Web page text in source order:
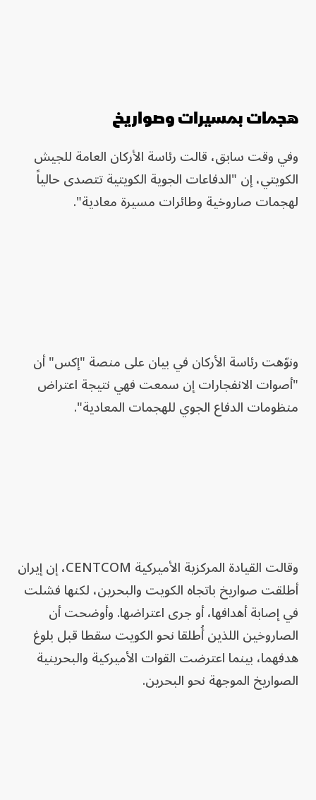
هجمات بمسيرات وصواريخ
وفي وقت سابق، قالت رئاسة الأركان العامة للجيش
الكويتي، إن "الدفاعات الجوية الكويتية تتصدى حالياً
لهجمات صاروخية وطائرات مسيرة معادية".
ونوّهت رئاسة الأركان في بيان على منصة "إكس" أن
"أصوات الانفجارات إن سمعت فهي نتيجة اعتراض
منظومات الدفاع الجوي للهجمات المعادية".
وقالت القيادة المركزية الأميركية CENTCOM، إن إيران
أطلقت صواريخ باتجاه الكويت والبحرين، لكنها فشلت
في إصابة أهدافها، أو جرى اعتراضها. وأوضحت أن
الصاروخين اللذين أُطلقا نحو الكويت سقطا قبل بلوغ
هدفهما، بينما اعترضت القوات الأميركية والبحرينية
الصواريخ الموجهة نحو البحرين.